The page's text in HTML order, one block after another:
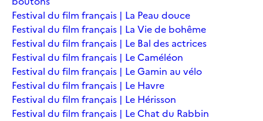
Festival du film français | La Peau douce
Festival du film français | La Vie de bohême
Festival du film français | Le Bal des actrices
Festival du film français | Le Caméléon
Festival du film français | Le Gamin au vélo
Festival du film français | Le Havre
Festival du film français | Le Hérisson
Festival du film français | Le Chat du Rabbin